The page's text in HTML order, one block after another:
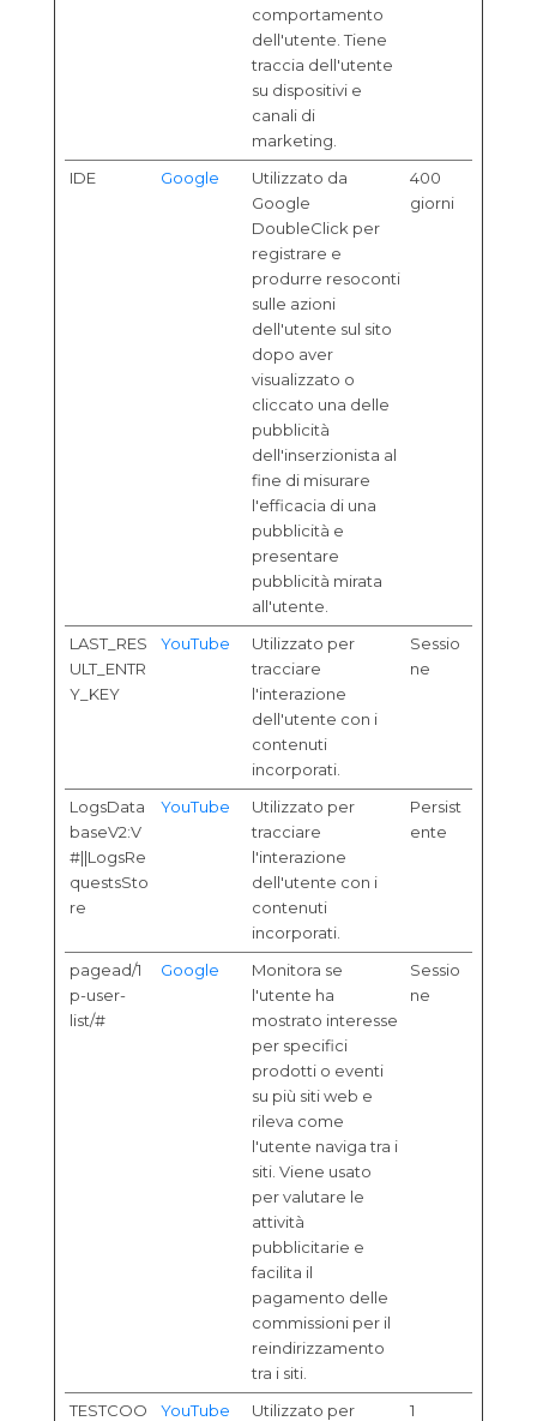
comportamento
dell'utente. Tiene
traccia dell'utente
su dispositivi e
canali di
marketing.
IDE Google
Utilizzato da
Google
DoubleClick per
registrare e
produrre resoconti
sulle azioni
dell'utente sul sito
dopo aver
visualizzato o
cliccato una delle
pubblicità
dell'inserzionista al
fine di misurare
l'efficacia di una
pubblicità e
presentare
pubblicità mirata
all'utente.
400
giorni
LAST_RES
ULT_ENTR
Y_KEY
YouTube
Utilizzato per
tracciare
l'interazione
dell'utente con i
contenuti
incorporati.
Sessio
ne
LogsData
baseV2:V
#||LogsRe
questsSto
re
YouTube
Utilizzato per
tracciare
l'interazione
dell'utente con i
contenuti
incorporati.
Persist
ente
pagead/1
p-user-
list/#
Google
Monitora se
l'utente ha
mostrato interesse
per specifici
prodotti o eventi
su più siti web e
rileva come
l'utente naviga tra i
siti. Viene usato
per valutare le
attività
pubblicitarie e
facilita il
pagamento delle
commissioni per il
reindirizzamento
tra i siti.
Sessio
ne
TESTCOO
YouTube
Utilizzato per
1